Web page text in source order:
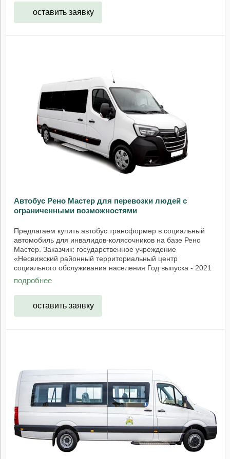
оставить заявку
Автобус Рено Мастер для перевозки людей с
ограниченными возможностями
Предлагаем купить автобус трансформер в социальный
автомобиль для инвалидов-колясочников на базе Рено
Мастер. Заказчик: государственное учреждение
«Несвижский районный территориальный центр
социального обслуживания населения Год выпуска - 2021
год. ...
подробнее
оставить заявку